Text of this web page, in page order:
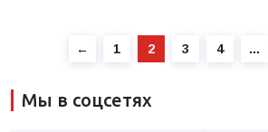
← 1 2 3 4 …
Мы в соцсетях